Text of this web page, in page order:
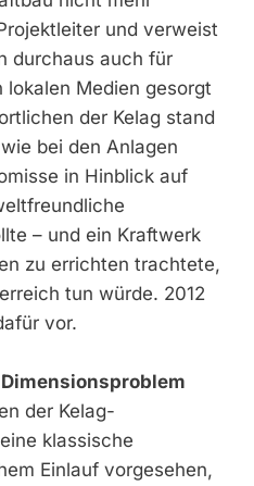
und verweist
durchaus auch für
Medien gesorgt
der Kelag stand
bei den Anlagen
in Hinblick auf
– und ein Kraftwerk
zu errichten trachtete,
tun würde. 2012
vor.
der Kelag-
klassische
Einlauf vorgesehen,